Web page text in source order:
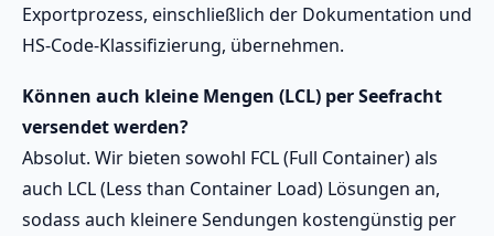
Exportprozess, einschließlich der Dokumentation und
HS-Code-Klassifizierung, übernehmen.
Können auch kleine Mengen (LCL) per Seefracht
versendet werden?
Absolut. Wir bieten sowohl FCL (Full Container) als
auch LCL (Less than Container Load) Lösungen an,
sodass auch kleinere Sendungen kostengünstig per